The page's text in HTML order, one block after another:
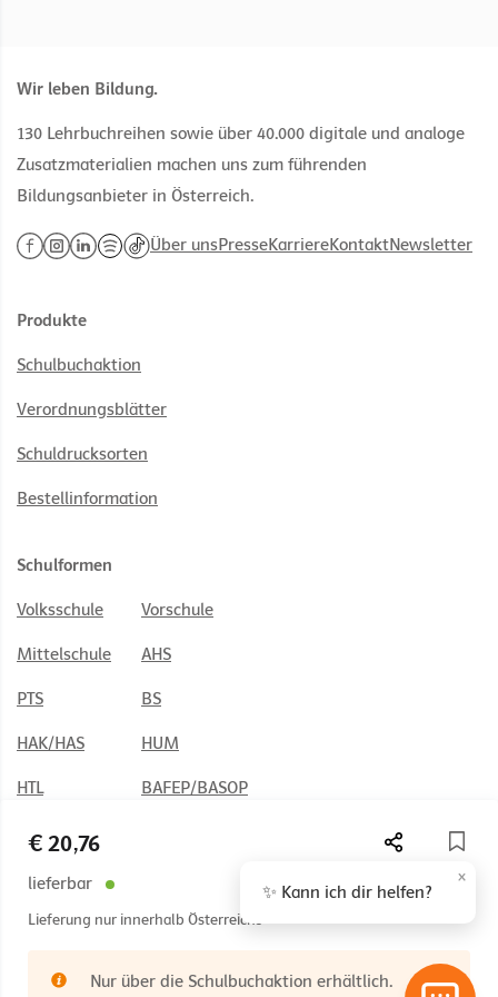
€ 20,76
lieferbar
Lieferung nur innerhalb Österreichs
Nur über die Schulbuchaktion erhältlich.
Wir leben Bildung.
130 Lehrbuchreihen sowie über 40.000 digitale und analoge
Zusatzmaterialien machen uns zum führenden
Bildungsanbieter in Österreich.
Über unsPresseKarriereKontaktNewsletter
Produkte
Schulbuchaktion
Verordnungsblätter
Schuldrucksorten
Bestellinformation
Schulformen
Volksschule Vorschule
Mittelschule AHS
PTS BS
HAK/HAS HUM
HTL BAFEP/BASOP
© 2026 Österreichischer Bundesverlag Schulbuch GmbH & Co. KG,
Wien
✨ Kann ich dir helfen?
×